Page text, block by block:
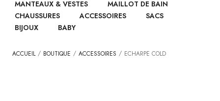
MANTEAUX & VESTES
MAILLOT DE BAIN
CHAUSSURES
ACCESSOIRES
SACS
BIJOUX
BABY
ACCUEIL / BOUTIQUE / ACCESSOIRES / ECHARPE COLD